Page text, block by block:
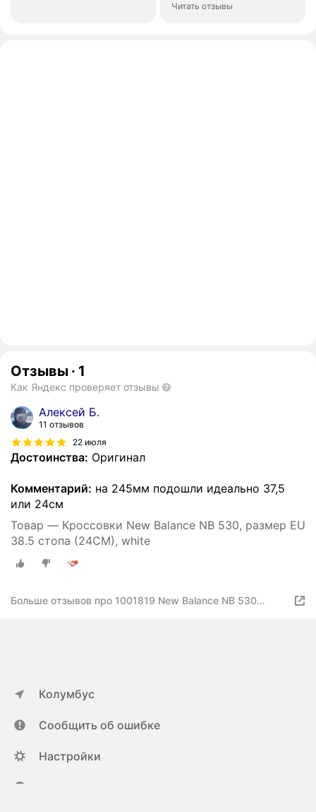
Читать отзывы
Отзывы · 1
Как Яндекс проверяет отзывы
Алексей Б.
11 отзывов
22 июля
Достоинства: Оригинал
Комментарий: на 245мм подошли идеально 37,5
или 24см
Товар — Кроссовки New Balance NB 530, размер EU
38.5 стопа (24CM), white
Больше отзывов про 1001819 New Balance NB 530
Колумбус
Сообщить об ошибке
Настройки